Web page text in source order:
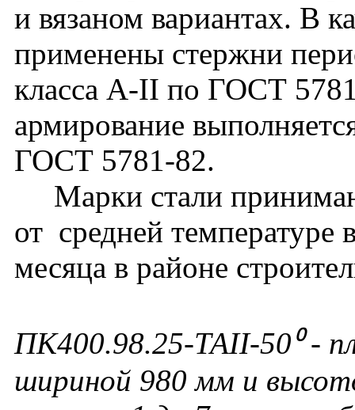
и вязаном вариантах. В
применены стержни
класса А-II по ГОСТ
армирование
ГОСТ 5781-82.
Марки стали
от средней температуре
месяца в районе
ПК400.98.25-ТАII-50⁰ -
шириной 980 мм и